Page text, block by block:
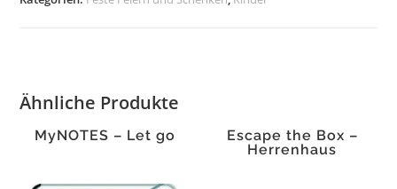
Ähnliche Produkte
MyNOTES – Let go
Escape the Box –
Herrenhaus